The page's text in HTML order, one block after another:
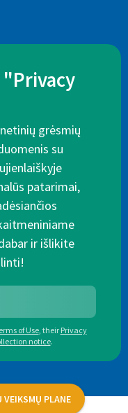
grėsmių
su
patarimai,
ir išlikite
of Use, their Privacy
notice.
VEIKSMŲ PLANE